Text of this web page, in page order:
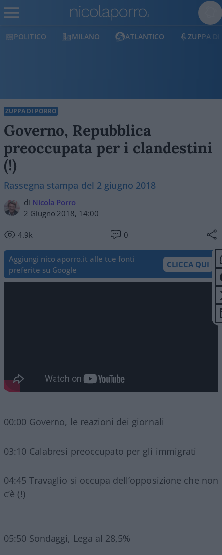
POLITICO MILANO ATLANTICO ZUPPA DI
ZUPPA DI PORRO
Governo, Repubblica
preoccupata per i clandestini
(!)
Rassegna stampa del 2 giugno 2018
di Nicola Porro
2 Giugno 2018, 14:00
4.9k 0
Aggiungi nicolaporro.it alle tue fonti
preferite su Google
CLICCA QUI
00:00 Governo, le reazioni dei giornali
03:10 Calabresi preoccupato per gli immigrati
04:45 Travaglio si occupa dell’opposizione che non
c’è (!)
05:50 Sondaggi, Lega al 28,5%